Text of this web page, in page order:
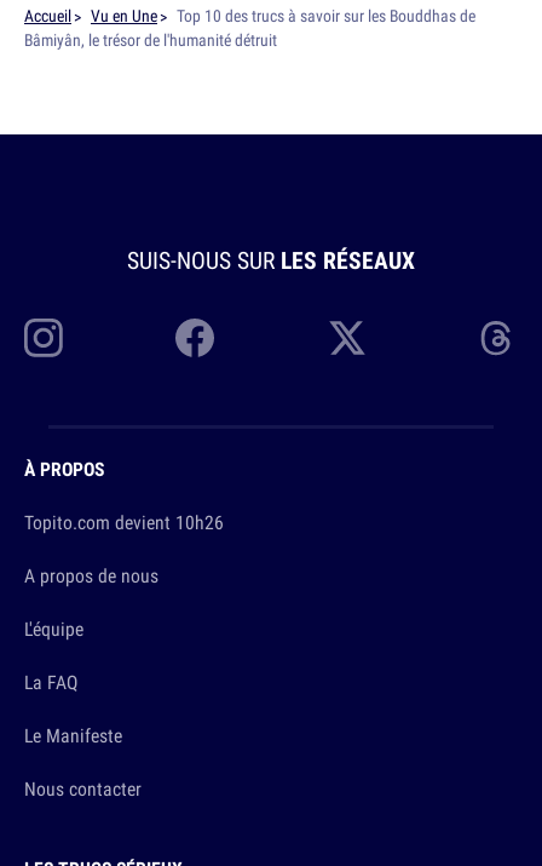
Accueil Vu en Une
Top 10 des trucs à savoir sur les Bouddhas de
Bâmiyân, le trésor de l'humanité détruit
SUIS-NOUS SUR LES RÉSEAUX
À PROPOS
Topito.com devient 10h26
A propos de nous
L'équipe
La FAQ
Le Manifeste
Nous contacter